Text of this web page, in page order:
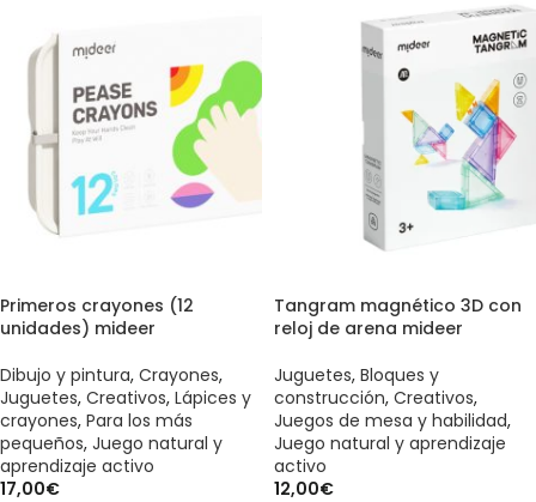
Primeros crayones (12
unidades) mideer
Dibujo y pintura, Crayones,
Juguetes, Creativos, Lápices y
crayones, Para los más
pequeños, Juego natural y
aprendizaje activo
17,00€
Tangram magnético 3D con
reloj de arena mideer
Juguetes, Bloques y
construcción, Creativos,
Juegos de mesa y habilidad,
Juego natural y aprendizaje
activo
12,00€